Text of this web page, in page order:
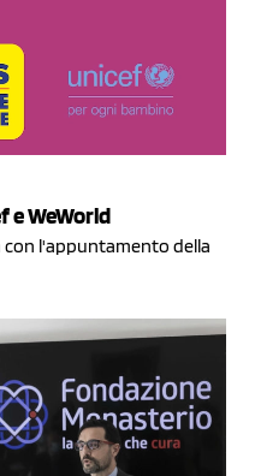
e WeWorld
l'appuntamento della